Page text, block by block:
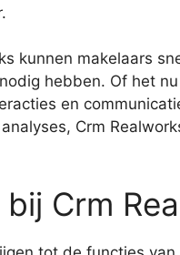
kunnen makelaars
hebben. Of het
en
Crm
Crm